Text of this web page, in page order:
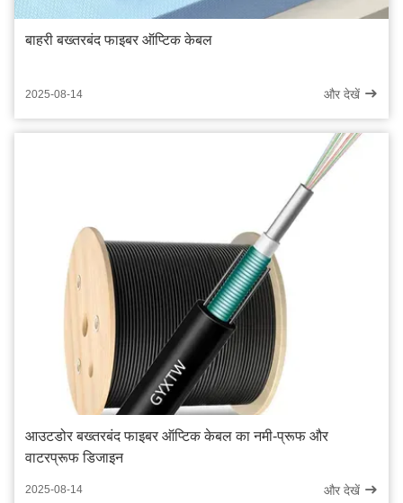
बाहरी बख्तरबंद फाइबर ऑप्टिक केबल
2025-08-14 और देखें
आउटडोर बख्तरबंद फाइबर ऑप्टिक केबल का नमी-प्रूफ और
वाटरप्रूफ डिजाइन
2025-08-14 और देखें